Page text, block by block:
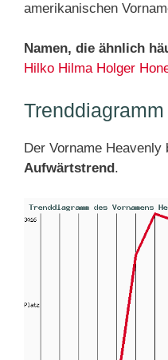
amerikanischen
Namen, die ähnlich
Hilko Hilma Holger
Der Vorname Heavenly
Aufwärtstrend.